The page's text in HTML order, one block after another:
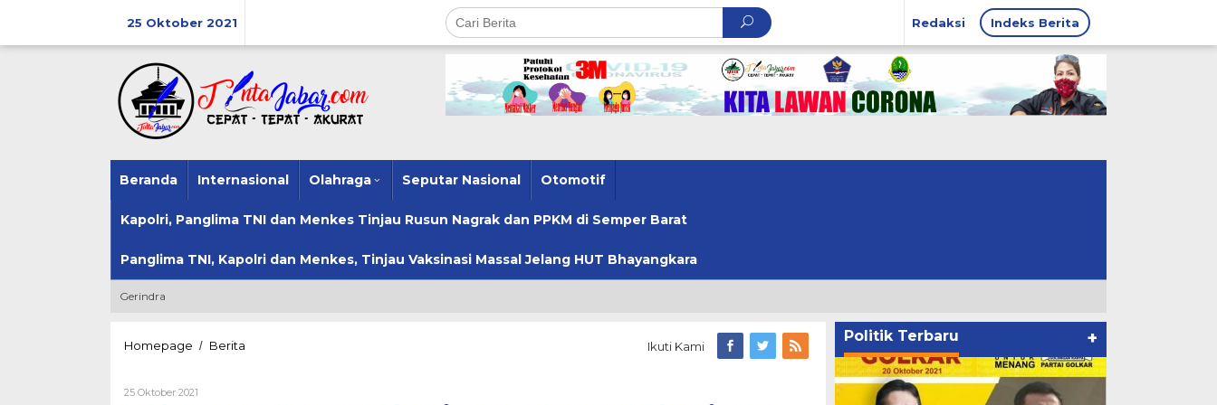
25 Oktober 2021 Redaksi Indeks Berita
Beranda Internasional Olahraga Seputar Nasional Otomotif
Kapolri, Panglima TNI dan Menkes Tinjau Rusun Nagrak dan PPKM di Semper Barat
Panglima TNI, Kapolri dan Menkes, Tinjau Vaksinasi Massal Jelang HUT Bhayangkara
Gerindra
Homepage / Berita Ikuti Kami
25 Oktober 2021
Politik Terbaru +